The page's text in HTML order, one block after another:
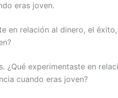
eras joven.
en relación al dinero, el
¿Qué experimentaste en
cuando eras joven?